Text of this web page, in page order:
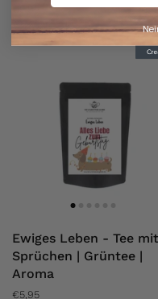
€5,95
€119,00 / kg
Ewiges Leben - Tee mit
Sprüchen | Grüntee |
Aroma
€5,95